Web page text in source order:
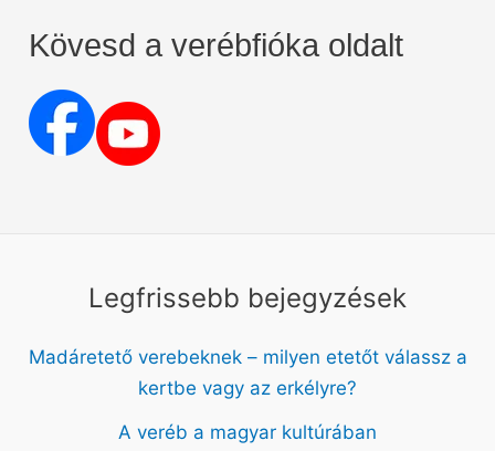
Kövesd a verébfióka oldalt
Legfrissebb bejegyzések
Madáretető verebeknek – milyen etetőt válassz a
kertbe vagy az erkélyre?
A veréb a magyar kultúrában